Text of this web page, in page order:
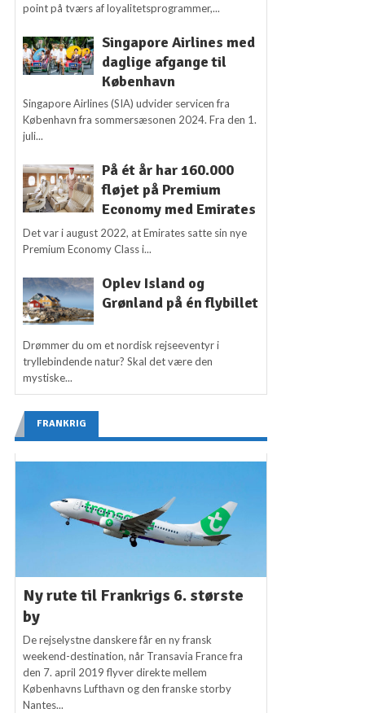
point på tværs af loyalitetsprogrammer,...
Singapore Airlines med
daglige afgange til
København
Singapore Airlines (SIA) udvider servicen fra
København fra sommersæsonen 2024. Fra den 1.
juli...
På ét år har 160.000
fløjet på Premium
Economy med Emirates
Det var i august 2022, at Emirates satte sin nye
Premium Economy Class i...
Oplev Island og
Grønland på én flybillet
Drømmer du om et nordisk rejseeventyr i
tryllebindende natur? Skal det være den
mystiske...
FRANKRIG
Ny rute til Frankrigs 6. største
by
De rejselystne danskere får en ny fransk
weekend-destination, når Transavia France fra
den 7. april 2019 flyver direkte mellem
Københavns Lufthavn og den franske storby
Nantes...